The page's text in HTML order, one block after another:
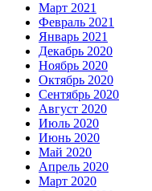
Март 2021
Февраль 2021
Январь 2021
Декабрь 2020
Ноябрь 2020
Октябрь 2020
Сентябрь 2020
Август 2020
Июль 2020
Июнь 2020
Май 2020
Апрель 2020
Март 2020